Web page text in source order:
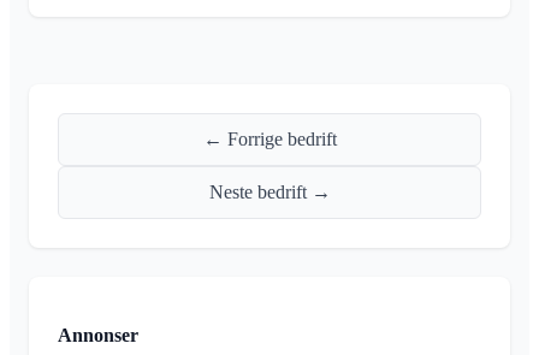
← Forrige bedrift
Neste bedrift →
Annonser